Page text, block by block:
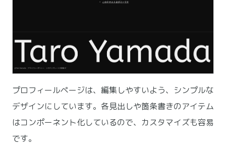
プロフィールページは、編集しやすいよう、シンプルな
デザインにしています。各見出しや箇条書きのアイテム
はコンポーネント化しているので、カスタマイズも容易
です。